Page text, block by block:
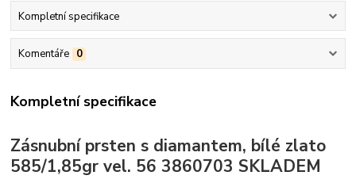
Kompletní specifikace
Komentáře 0
Kompletní specifikace
Zásnubní prsten s diamantem, bílé zlato
585/1,85gr vel. 56 3860703 SKLADEM